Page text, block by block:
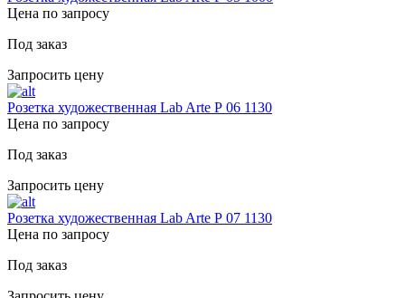
Цена по запросу
Под заказ
Запросить цену
Розетка художественная Lab Arte Р 06 1130
Цена по запросу
Под заказ
Запросить цену
Розетка художественная Lab Arte Р 07 1130
Цена по запросу
Под заказ